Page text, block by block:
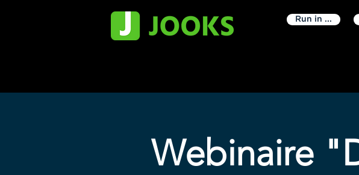
Run in ...
Webinaire